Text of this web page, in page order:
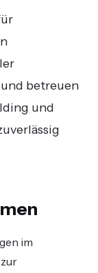
betreuen
und
im